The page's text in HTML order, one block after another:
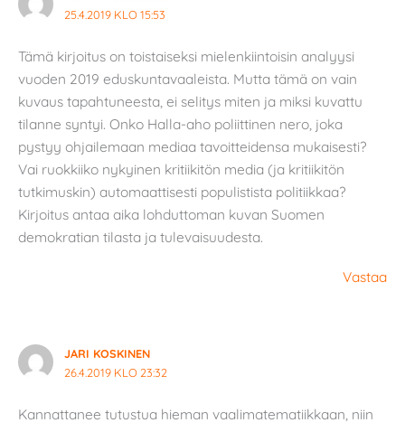
25.4.2019 KLO 15:53
Tämä kirjoitus on toistaiseksi mielenkiintoisin analyysi
vuoden 2019 eduskuntavaaleista. Mutta tämä on vain
kuvaus tapahtuneesta, ei selitys miten ja miksi kuvattu
tilanne syntyi. Onko Halla-aho poliittinen nero, joka
pystyy ohjailemaan mediaa tavoitteidensa mukaisesti?
Vai ruokkiiko nykyinen kritiikitön media (ja kritiikitön
tutkimuskin) automaattisesti populistista politiikkaa?
Kirjoitus antaa aika lohduttoman kuvan Suomen
demokratian tilasta ja tulevaisuudesta.
Vastaa
JARI KOSKINEN
26.4.2019 KLO 23:32
Kannattanee tutustua hieman vaalimatematiikkaan, niin